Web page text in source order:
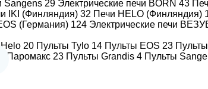
Sangens 29 Электрические печи BORN 43
IKI (Финляндия) 32 Печи HELO (Финляндия)
(Германия) 124 Электрические печи
20 Пульты Tylo 14 Пульты EOS 23
Паромакс 23 Пульты Grandis 4 Пульты
Оплата